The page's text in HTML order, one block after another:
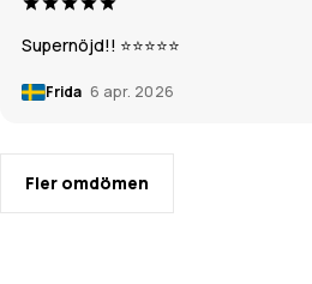
Supernöjd!! ⭐️⭐️⭐️⭐️⭐️
Frida 6 apr. 2026
Fler omdömen